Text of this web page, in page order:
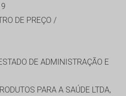
DE PREÇO /
DE ADMINISTRAÇÃO E
PARA A SAÚDE LTDA,